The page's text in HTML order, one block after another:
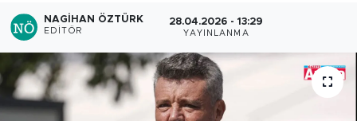
NAGIHAN ÖZTÜRK
EDITÖR
28.04.2026 - 13:29
YAYINLANMA